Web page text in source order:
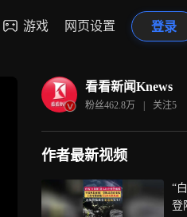
游戏 网页设置 登录
看看新闻Knews
粉丝462.8万 | 关注5
作者最新视频
“
登